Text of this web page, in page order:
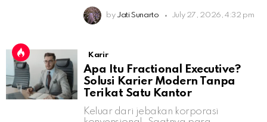
by Jati Sunarto July 27, 2026, 4:32 pm
Karir
Apa Itu Fractional Executive?
Solusi Karier Modern Tanpa
Terikat Satu Kantor
Keluar dari jebakan korporasi